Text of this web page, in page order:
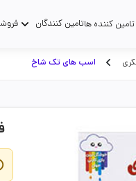
کننده هاتامین کنندگان
اسب های تک شاخ